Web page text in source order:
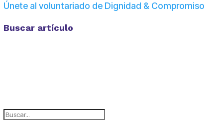
Únete al voluntariado de Dignidad & Compromiso
Buscar artículo